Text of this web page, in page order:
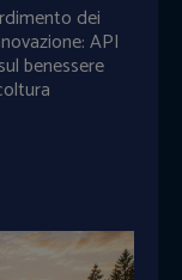
dei
API
benessere